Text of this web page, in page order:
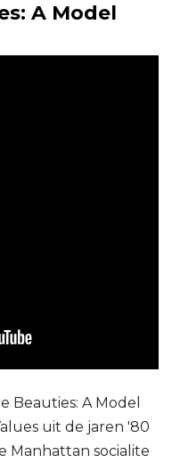
A Model
Beauties: A Model
uit de jaren '80
Manhattan socialite